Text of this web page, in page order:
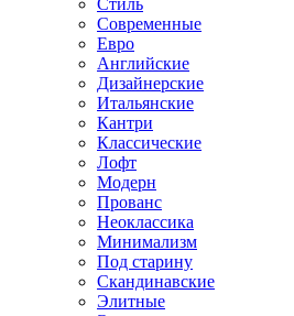
Современные
Евро
Английские
Дизайнерские
Итальянские
Кантри
Классические
Лофт
Модерн
Прованс
Неоклассика
Минимализм
Под старину
Скандинавские
Элитные